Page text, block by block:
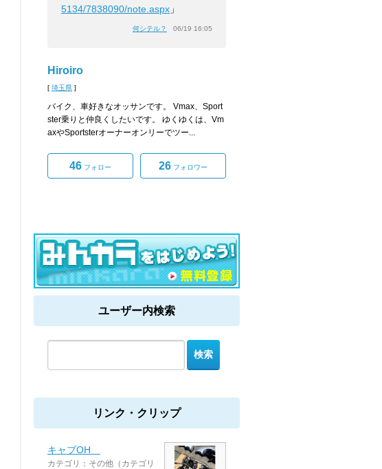
5134/7838090/note.aspx 」
何シテル？ 06/19 16:05
Hiroiro
[ 埼玉県 ]
バイク、車好きなオッサンです。 Vmax、Sport
ster乗りと仲良くしたいです。 ゆくゆくは、Vm
axやSportsterオーナーオンリーでツー...
46 フォロー 26 フォロワー
ユーザー内検索
リンク・クリップ
キャブOH
カテゴリ：その他（カテゴリ